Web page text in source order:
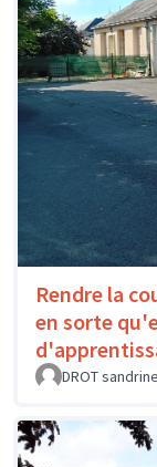
Rendre la
en sorte
DROT sandrine